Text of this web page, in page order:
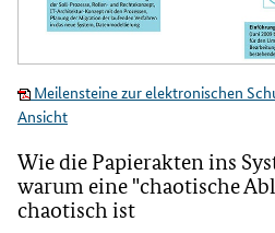
Meilensteine zur elektronischen
Ansicht
Wie die Papierakten ins
warum eine "chaotische
chaotisch ist